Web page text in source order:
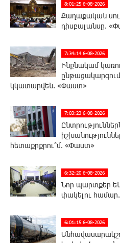
8:01:25 6-08-2026
Քաղաքական
դիսբալանսը.
7:34:14 6-08-2026
Ինքնակամ
կկատարվեն. «Փաստ»
7:03:23 6-08-2026
հետաքրքրու՞մ. «Փաստ»
6:32:20 6-08-2026
Նոր պարտքեր են
փակելու
6:01:15 6-08-2026